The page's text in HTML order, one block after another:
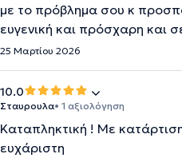
με το πρόβλημα σου κ
ευγενική και πρόσχαρη και
25 Μαρτίου 2026
10.0
Σταυρουλα• 1 αξιολόγηση
Καταπληκτική ! Με
ευχάριστη